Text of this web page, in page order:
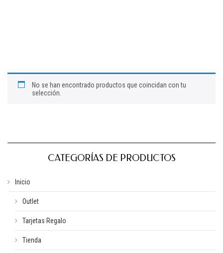
No se han encontrado productos que coincidan con tu
selección.
CATEGORÍAS DE PRODUCTOS
Inicio
Outlet
Tarjetas Regalo
Tienda